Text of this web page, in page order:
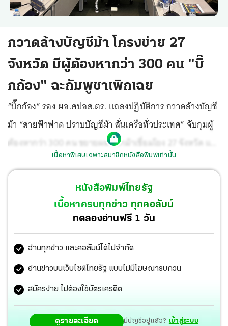
กวาดล้างบัญชีม้า โครงข่าย 27
จังหวัด มีผู้ต้องหากว่า 300 คน "บิ๊
กก้อง" ฉะกัมพูชาเพิกเฉย
“บิ๊กก้อง” รอง ผอ.ศปอส.ตร. แถลงปฏิบัติการ กวาดล้างบัญชี
ม้า “สายฟ้าฟาด ปราบบัญชีม้า สั่นเครือทั่วประเทศ” จับกุมผู้
ต้องหากว่า 300 คน ขยายผลคอกม้าเชื่อมโยง 27 จังหวัด แนว
โน้มภาคตะวันออกคดีเพิ่มมากสุด โอดกัมพูชาไม่ให้ความร่วม
มือ หลังส่งข้อมูลที่ตั้งเครือข่าย สแกมเมอร์ให้ 2 จุด เข้าดำเนิน
การแค่จุดเดียว รายงานได้ผู้ต้องหา 30 คนไม่มีคนไทย
เนื้อหาพิเศษเฉพาะสมาชิกหนังสือพิมพ์เท่านั้น
หนังสือพิมพ์ไทยรัฐ
เนื้อหาครบทุกข่าว ทุกคอลัมน์
ทดลองอ่านฟรี 1 วัน
อ่านทุกข่าว และคอลัมน์ได้ไม่จำกัด
อ่านข่าวบนเว็บไซต์ไทยรัฐ แบบไม่มีโฆษณารบกวน
สมัครง่าย ไม่ต้องใช้บัตรเครดิต
ดูรายละเอียด มีบัญชีอยู่แล้ว? เข้าสู่ระบบ